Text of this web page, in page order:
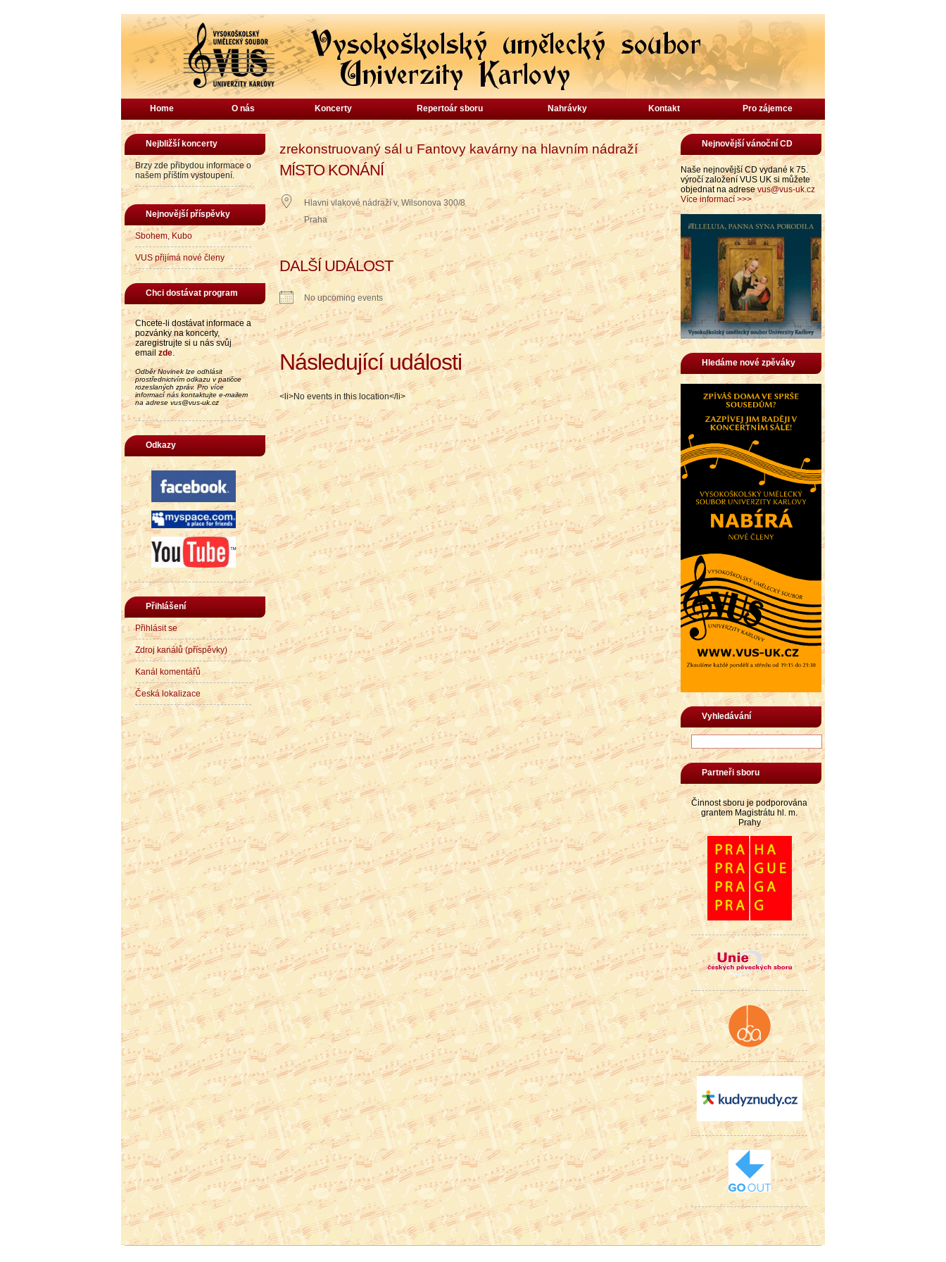
Home O nás Koncerty Repertoár sboru Nahrávky Kontakt Pro zájemce
Nejbližší koncerty
Brzy zde přibydou informace o
našem příštím vystoupení.
Nejnovější příspěvky
Sbohem, Kubo
VUS přijímá nové členy
Chci dostávat program
Chcete-li dostávat informace a
pozvánky na koncerty,
zaregistrujte si u nás svůj
email zde.
Odběr Novinek lze odhlásit
prostřednictvím odkazu v patičce
rozeslaných zpráv. Pro více
informací nás kontaktujte e-mailem
na adrese vus@vus-uk.cz
Odkazy
Přihlášení
Přihlásit se
Zdroj kanálů (příspěvky)
Kanál komentářů
Česká lokalizace
zrekonstruovaný sál u Fantovy kavárny na hlavním nádraží
MÍSTO KONÁNÍ
Hlavni vlakové nádraží v, Wilsonova 300/8
Praha
DALŠÍ UDÁLOST
No upcoming events
Následující události
<li>No events in this location</li>
Nejnovější vánoční CD
Naše nejnovější CD vydané k 75.
výročí založení VUS UK si můžete
objednat na adresevus@vus-uk.cz
Více informací >>>
Hledáme nové zpěváky
Vyhledávání
Partneři sboru
Činnost sboru je podporována
grantem Magistrátu hl. m.
Prahy